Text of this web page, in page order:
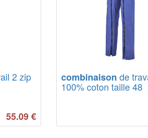
2 zip
55.09€
combinaison de
100% coton taille 48